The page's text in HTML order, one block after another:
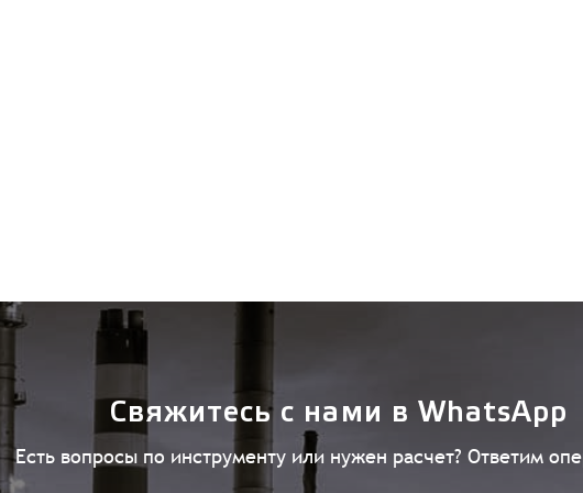
Свяжитесь с нами в WhatsApp
Есть вопросы по инструменту или нужен расчет? Ответим